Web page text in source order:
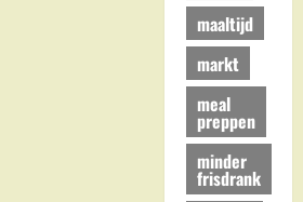
maaltijd
markt
meal
preppen
minder
frisdrank